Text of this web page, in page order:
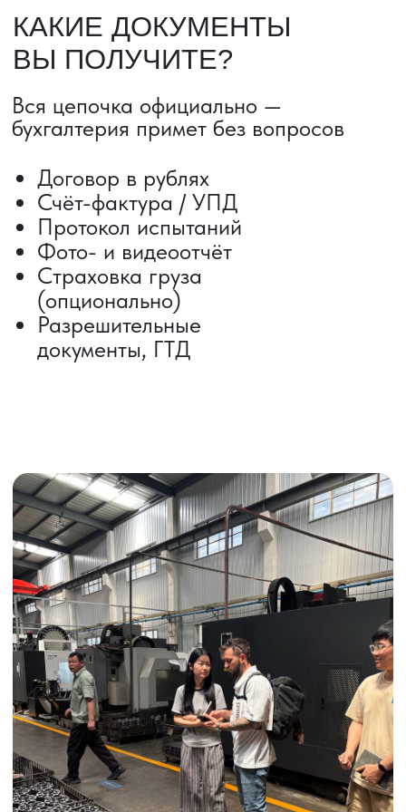
ВЫКУП ТОВАРОВ ИЗ КИТАЯ
Выкуп от 1 000 000 ₽
Выкуп с Alibaba
ИНДИВИДУАЛЬНЫЕ УСЛУГИ
Выгодные условия
Сертификация грузов
Консолидация грузов
Сопровождение грузов
Таможенное оформление
Страхование груза
Временное хранение
Организация производства
Проверка качества товара
Оплата и переговоры
с поставщиком
Инспекция поставщика
Получить консультацию
ДОСТАВКА ТОВАРОВ ИЗ КИТАЯ
Сроки от 5 дней
Авиадоставка
Сборный груз
Железнодорожные перевозки
Автогрузоперевозки
Контейнерные перевозки
Доставка образцов
Получить консультацию